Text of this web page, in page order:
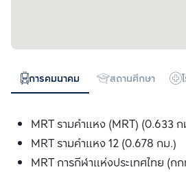
การคมนาคม สถานศึกษา
MRT รามคำแหง (MRT) (0.633
MRT รามคำแหง 12 (0.678 กม.)
MRT การกีฬาแห่งประเทศไทย (กกท